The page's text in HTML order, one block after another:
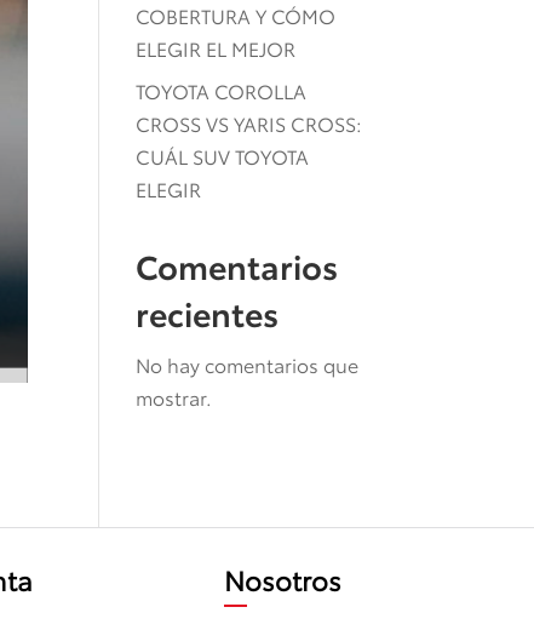
COBERTURA Y CÓMO
ELEGIR EL MEJOR
TOYOTA COROLLA
CROSS VS YARIS CROSS:
CUÁL SUV TOYOTA
ELEGIR
Comentarios
recientes
No hay comentarios que
mostrar.
Nosotros